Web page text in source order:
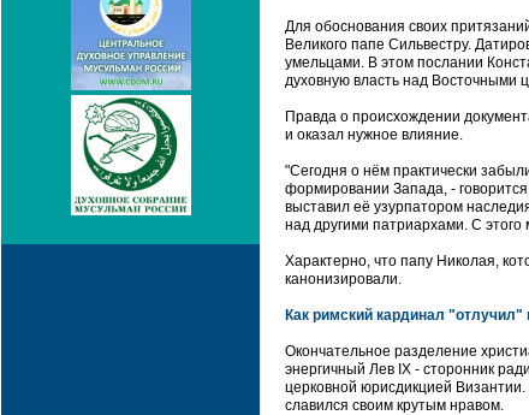
Для обоснования своих
Великого папе Сильвестру.
умельцами. В этом послании
духовную власть над Восточными
Правда о происхождении
и оказал нужное влияние.
"Сегодня о нём практически
формировании Запада, -
выставил её узурпатором
над другими патриархами. С
Характерно, что папу Николая,
канонизировали.
Как римский кардинал "отлучил"
Окончательное разделение
энергичный Лев IX - сторонник
церковной юрисдикцией
славился своим крутым нравом.